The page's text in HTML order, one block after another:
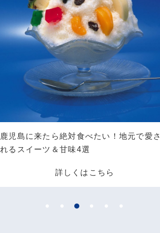
鹿児島に来たら絶対食べたい！地元で愛さ
れるスイーツ＆甘味4選
詳しくはこちら